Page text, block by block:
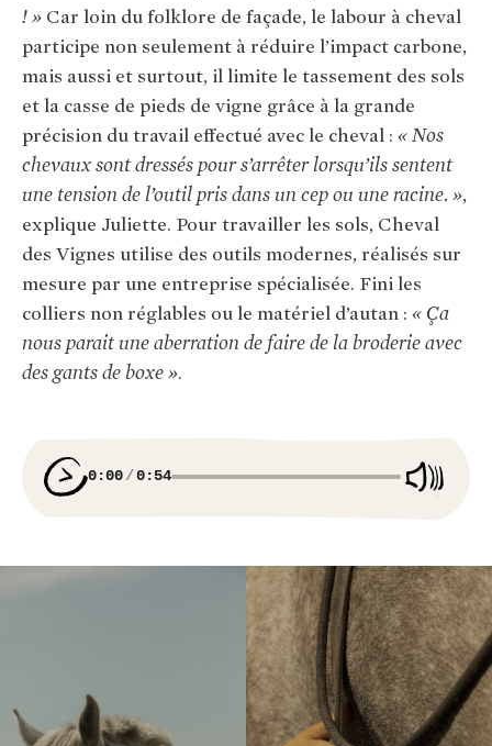
! » Car loin du folklore de façade, le labour à cheval
participe non seulement à réduire l’impact carbone,
mais aussi et surtout, il limite le tassement des sols
et la casse de pieds de vigne grâce à la grande
précision du travail effectué avec le cheval : « Nos
chevaux sont dressés pour s’arrêter lorsqu’ils sentent
une tension de l’outil pris dans un cep ou une racine. »,
explique Juliette. Pour travailler les sols, Cheval
des Vignes utilise des outils modernes, réalisés sur
mesure par une entreprise spécialisée. Fini les
colliers non réglables ou le matériel d’autan : « Ça
nous parait une aberration de faire de la broderie avec
des gants de boxe ».
0:00 0:54